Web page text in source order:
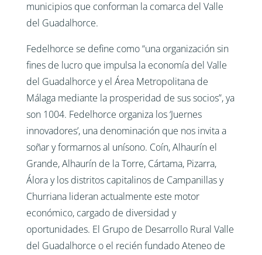
municipios que conforman la comarca del Valle
del Guadalhorce.
Fedelhorce se define como “una organización sin
fines de lucro que impulsa la economía del Valle
del Guadalhorce y el Área Metropolitana de
Málaga mediante la prosperidad de sus socios”, ya
son 1004. Fedelhorce organiza los ‘Juernes
innovadores’, una denominación que nos invita a
soñar y formarnos al unísono. Coín, Alhaurín el
Grande, Alhaurín de la Torre, Cártama, Pizarra,
Álora y los distritos capitalinos de Campanillas y
Churriana lideran actualmente este motor
económico, cargado de diversidad y
oportunidades. El Grupo de Desarrollo Rural Valle
del Guadalhorce o el recién fundado Ateneo de